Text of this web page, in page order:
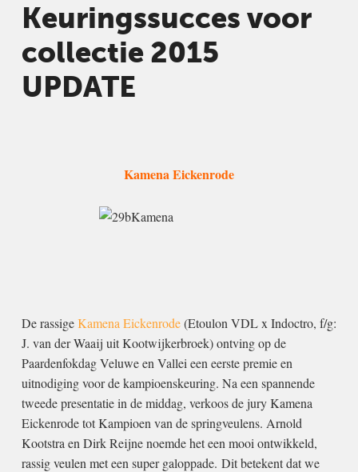
Keuringssucces voor
collectie 2015
UPDATE
Kamena Eickenrode
De rassigeKamena Eickenrode(Etoulon VDL x Indoctro, f/g:
J. van der Waaij uit Kootwijkerbroek) ontving op de
Paardenfokdag Veluwe en Vallei een eerste premie en
uitnodiging voor de kampioenskeuring. Na een spannende
tweede presentatie in de middag, verkoos de jury Kamena
Eickenrode tot Kampioen van de springveulens. Arnold
Kootstra en Dirk Reijne noemde het een mooi ontwikkeld,
rassig veulen met een super galoppade. Dit betekent dat we